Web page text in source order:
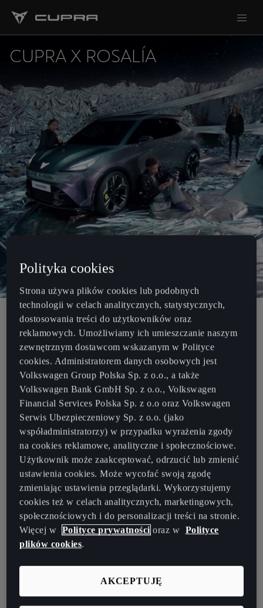
CUPRA X ROSALÍA
Zobacz efekty współpracy Rosalíi i
CUPRY przy viralowym utworze
"Abcdefg".
Rosalía inspiruje świat z samego serca Barcelony
– tak jak my.
Piosenkarka w ciągu zaledwie kilku lat stała się jedną z najbardziej
rozpoznawalnych hiszpańskich artystek międzynarodowych,
zaskarbiając sobie uznanie milionów fanów na całym świecie.
Efektem naszej współpracy jest nowa wersja jednej z viralowych
piosenek pochodzących z nagrodzonego statuetką Grammy
albumu MOTOMAMI. W ten sposóbRosalía i CUPRA celebrują
młody, kreatywny talent i wartości, które dzielimy jako marka.
W teledysku pojawiają się ambasadorzy marki CUPRA tacy jak aktor
ter Stegen, kierowczyni Klara Andersson i zawodniczka padel Ariana
Polityka cookies
Strona używa plików cookies lub podobnych
technologii w celach analitycznych, statystycznych,
dostosowania treści do użytkowników oraz
reklamowych. Umożliwiamy ich umieszczanie naszym
zewnętrznym dostawcom wskazanym w Polityce
cookies. Administratorem danych osobowych jest
Volkswagen Group Polska Sp. z o.o., a także
Volkswagen Bank GmbH Sp. z o.o., Volkswagen
Financial Services Polska Sp. z o.o oraz Volkswagen
Serwis Ubezpieczeniowy Sp. z o.o. (jako
współadministratorzy) w przypadku wyrażenia zgody
na cookies reklamowe, analityczne i społecznościowe.
Użytkownik może zaakceptować, odrzucić lub zmienić
ustawienia cookies. Może wycofać swoją zgodę
zmieniając ustawienia przeglądarki. Wykorzystujemy
cookies też w celach analitycznych, marketingowych,
społecznościowych i do personalizacji treści na stronie.
Więcej w Polityce prywatności oraz w Polityce
plików cookies.
AKCEPTUJĘ